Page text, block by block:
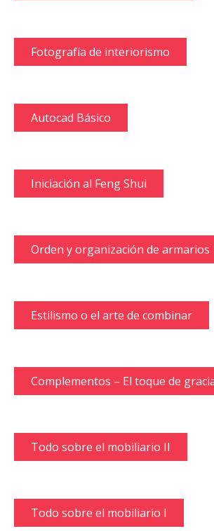
Fotografía de interiorismo
Autocad Básico
Iniciación al Feng Shui
Orden y organización de armarios
Estilismo o el arte de combinar
Complementos – El toque de
Todo sobre el mobiliario II
Todo sobre el mobiliario I